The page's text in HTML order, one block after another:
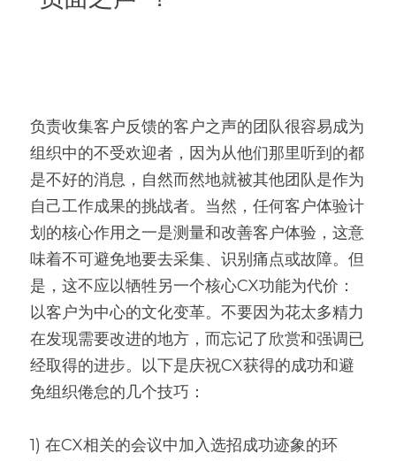
负责收集客户反馈的客户之声的团队很容易成为
组织中的不受欢迎者，因为从他们那里听到的都
是不好的消息，自然而然地就被其他团队是作为
自己工作成果的挑战者。当然，任何客户体验计
划的核心作用之一是测量和改善客户体验，这意
味着不可避免地要去采集、识别痛点或故障。但
是，这不应以牺牲另一个核心CX功能为代价：
以客户为中心的文化变革。不要因为花太多精力
在发现需要改进的地方，而忘记了欣赏和强调已
经取得的进步。以下是庆祝CX获得的成功和避
免组织倦怠的几个技巧：
1) 在CX相关的会议中加入选招成功迹象的环